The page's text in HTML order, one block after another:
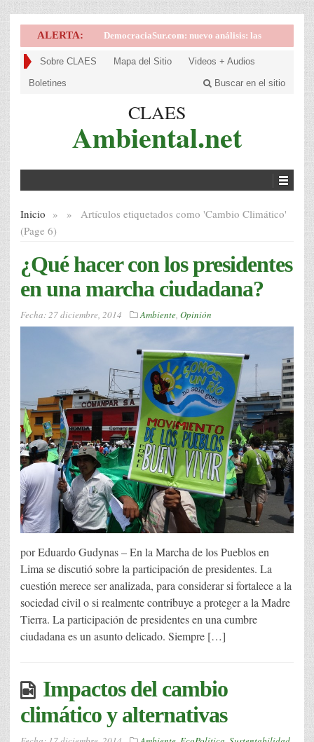
ALERTA: DemocraciaSur.com: nuevo análisis: las
implicancias de la victoria de la derecha en
Sobre CLAES Mapa del Sitio Videos + Audios
Boletines Buscar en el sitio
CLAES
Ambiental.net
Inicio » Artículos etiquetados como '
»
Cambio Climático'
(Page 6)
¿Qué hacer con los presidentes
en una marcha ciudadana?
Fecha:27 diciembre, 2014 Ambiente, Opinión
por Eduardo Gudynas – En la Marcha de los Pueblos en
Lima se discutió sobre la participación de presidentes. La
cuestión merece ser analizada, para considerar si fortalece a la
sociedad civil o si realmente contribuye a proteger a la Madre
Tierra. La participación de presidentes en una cumbre
ciudadana es un asunto delicado. Siempre […]
Impactos del cambio
climático y alternativas